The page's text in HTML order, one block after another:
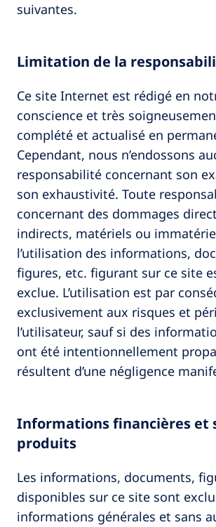
suivantes.
Limitation de la
Ce site Internet est rédigé en
conscience et très
complété et actualisé en
Cependant, nous n’endossons
responsabilité concernant son
son exhaustivité. Toute
concernant des dommages
indirects, matériels ou
l’utilisation des informations,
figures, etc. figurant sur ce site
exclue. L’utilisation est par
exclusivement aux risques et
l’utilisateur, sauf si des
ont été intentionnellement
résultent d’une négligence
Informations financières et
produits
Les informations, documents,
disponibles sur ce site sont
informations générales et sans